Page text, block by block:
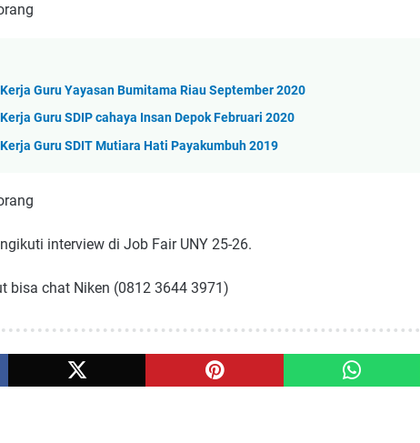
Guru Yayasan Bumitama Riau September 2020
Guru SDIP cahaya Insan Depok Februari 2020
Guru SDIT Mutiara Hati Payakumbuh 2019
interview di Job Fair UNY 25-26.
bisa chat Niken (0812 3644 3971)